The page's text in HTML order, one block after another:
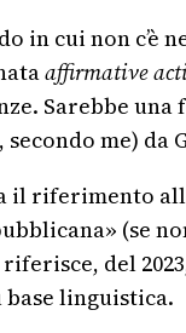
in cui non
affirmative
Sarebbe una
me) da
il riferimento
(se
del
base linguistica.